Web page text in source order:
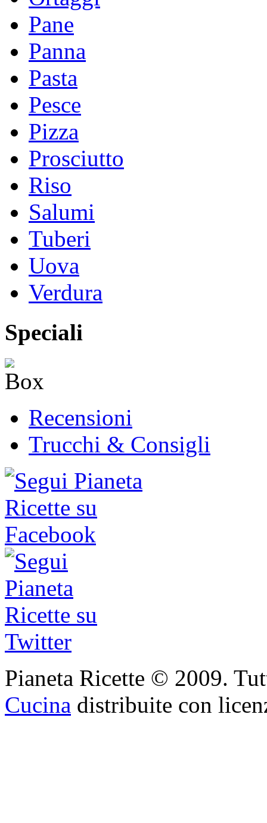
Pane
Panna
Pasta
Pesce
Pizza
Prosciutto
Riso
Salumi
Tuberi
Uova
Verdura
Speciali
Recensioni
Trucchi & Consigli
Pianeta Ricette © 2009.
Cucina distribuite con